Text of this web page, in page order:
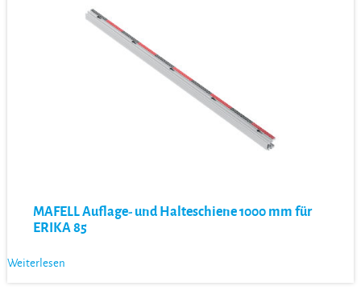
MAFELL Auflage- und Halteschiene 1000 mm für
ERIKA 85
Weiterlesen